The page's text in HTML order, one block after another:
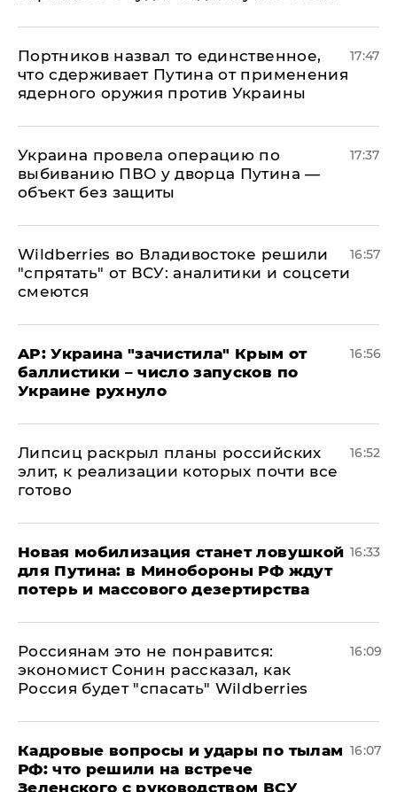
Портников назвал то единственное,
что сдерживает Путина от применения
ядерного оружия против Украины
17:47
Украина провела операцию по
выбиванию ПВО у дворца Путина —
объект без защиты
17:37
Wildberries во Владивостоке решили
"спрятать" от ВСУ: аналитики и соцсети
смеются
16:57
AP: Украина "зачистила" Крым от
баллистики – число запусков по
Украине рухнуло
16:56
Липсиц раскрыл планы российских
элит, к реализации которых почти все
готово
16:52
​Новая мобилизация станет ловушкой
для Путина: в Минобороны РФ ждут
потерь и массового дезертирства
16:33
Россиянам это не понравится:
экономист Сонин рассказал, как
Россия будет "спасать" Wildberries
16:09
Кадровые вопросы и удары по тылам
РФ: что решили на встрече
Зеленского с руководством ВСУ
16:07